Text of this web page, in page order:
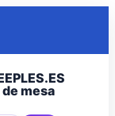
mesa